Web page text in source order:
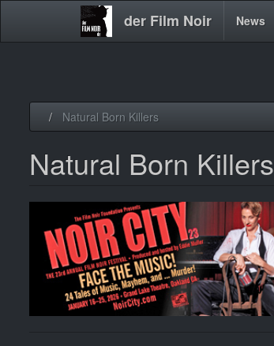
der Film Noir
Main News
Natural Born Killers
Natural Born Killers